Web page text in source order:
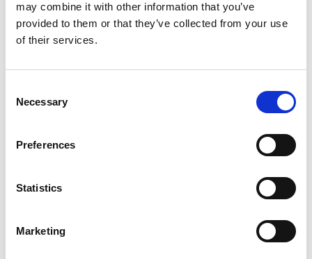
may combine it with other information that you’ve
provided to them or that they’ve collected from your use
of their services.
Selection
Necessary
Preferences
Statistics
Marketing
€ 46.850
A34218